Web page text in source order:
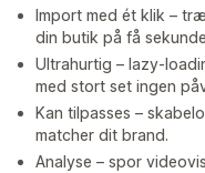
Import med ét klik –
din butik på få
Ultrahurtig – lazy-
med stort set ingen
Kan tilpasses –
matcher dit brand.
Analyse – spor